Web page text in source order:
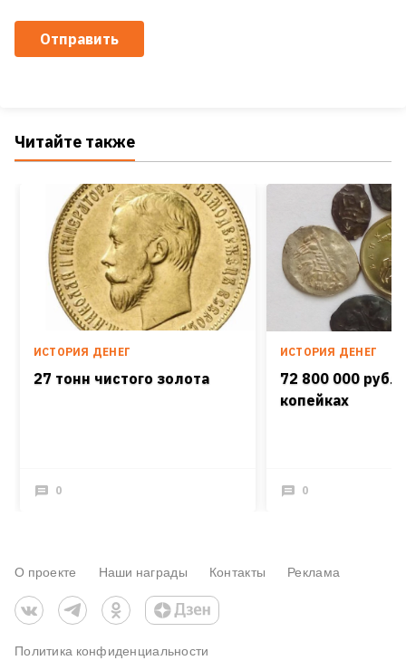
Отправить
Читайте также
ИСТОРИЯ ДЕНЕГ
27 тонн чистого золота
0
ИСТОРИЯ ДЕНЕГ
72 800 000
копейках
0
О проекте Наши награды Контакты Реклама
Политика конфиденциальности